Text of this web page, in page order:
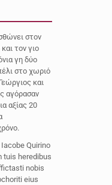
στον
τον γιο
γη δύο
στο χωριό
και
αγόρασαν
αξίας 20
Quirino
tuis heredibus
nobis
eius